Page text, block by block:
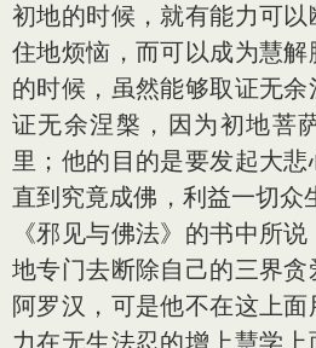
初地的时候，就有能力可
住地烦恼，而可以成为慧
的时候，虽然能够取证无
证无余涅槃，因为初地菩
里；他的目的是要发起大
直到究竟成佛，利益一切众
《邪见与佛法》的书中所
地专门去断除自己的三界
阿罗汉，可是他不在这上
力在无生法忍的增上慧学